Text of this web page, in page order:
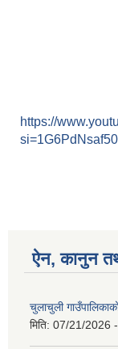
https://
ऐन, कानुन
चुलाचुली
मिति: 07/21/2026